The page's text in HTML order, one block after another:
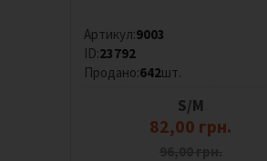
Артикул:9003
ID:23792
Продано:642шт.
S/M
82,00 грн.